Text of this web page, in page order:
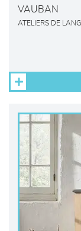
VAUBAN
ATELIERS DE